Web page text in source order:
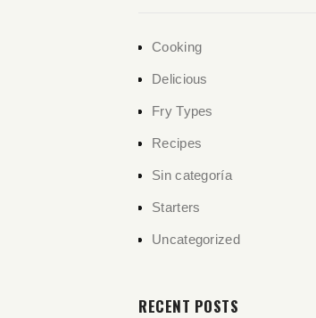
Cooking
Delicious
Fry Types
Recipes
Sin categoría
Starters
Uncategorized
RECENT POSTS